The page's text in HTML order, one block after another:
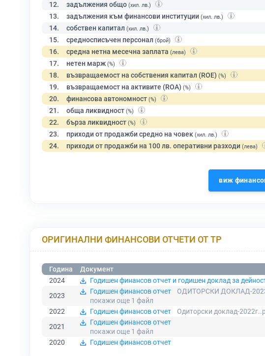
12. задължения общо (хил. лв.)
13. задължения към финансови институции (хил. лв.)
14. собствен капитал (хил. лв.)
15. средносписъчен персонал (брой)
16. средна нетна месечна заплата (лева)
17. нетен марж (%)
18. възвращаемост на собствения капитал (ROE) (%)
19. възвращаемост на активите (ROA) (%)
20. финансова автономност (%)
21. обща ликвидност (%)
22. бърза ликвидност (%)
23. приходи от продажби средно на човек (хил. лв.)
24. приходи от продажби на 100 лв. оперативни разходи (лева)
виж
ОРИГИНАЛНИ ФИНАНСОВИ ОТЧЕТИ ОТ ТР
Година
Документ
2024
Годишен финансов отчет и годишен доклад за
2023
Годишен финансов отчет
ОДИТОРСКИ ДОКЛАД-
покажи още 1 файл
2022
Годишен финансов отчет
Одиторски доклад-
2021
Годишен финансов отчет
покажи още 1 файл
2020
Годишен финансов отчет